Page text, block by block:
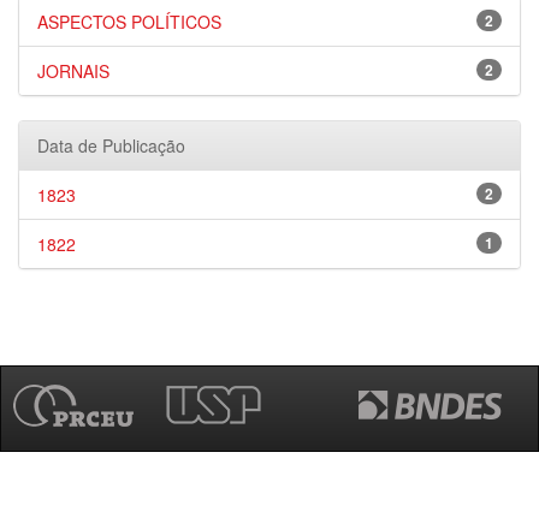
2
ASPECTOS POLÍTICOS
2
JORNAIS
Data de Publicação
2
1823
1
1822